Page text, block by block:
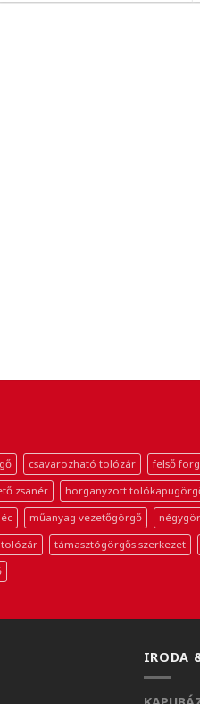
csavarozható tolózár felső
zsanér horganyzott
műanyag vezetőgörgő
tolózár támasztógörgős szerkezet
IRODA